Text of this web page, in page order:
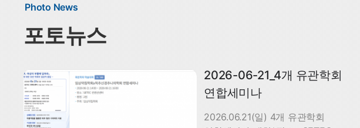
Photo News
포토뉴스
2026-06-21_4개 유관학회
연합세미나
2026.06.21(일) 4개 유관학회